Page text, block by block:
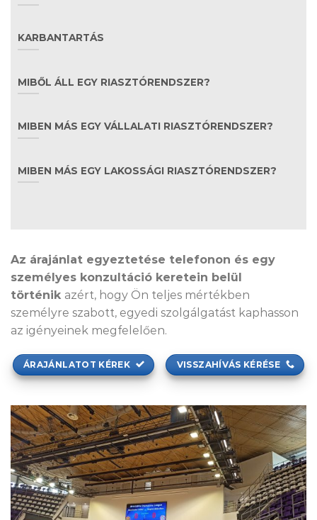
KARBANTARTÁS
MIBŐL ÁLL EGY RIASZTÓRENDSZER?
MIBEN MÁS EGY VÁLLALATI RIASZTÓRENDSZER?
MIBEN MÁS EGY LAKOSSÁGI RIASZTÓRENDSZER?
Az árajánlat egyeztetése telefonon és egy
személyes konzultáció keretein belül
történik azért, hogy Ön teljes mértékben
személyre szabott, egyedi szolgálgatást kaphasson
az igényeinek megfelelően.
ÁRAJÁNLATOT KÉREK VISSZAHÍVÁS KÉRÉSE